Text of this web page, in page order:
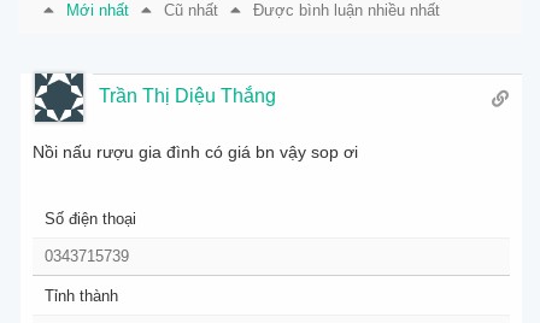
Mới nhất Cũ nhất Được bình luận nhiều nhất
Trần Thị Diệu Thắng
Nồi nấu rượu gia đình có giá bn vậy sop ơi
Số điện thoại
0343715739
Tỉnh thành